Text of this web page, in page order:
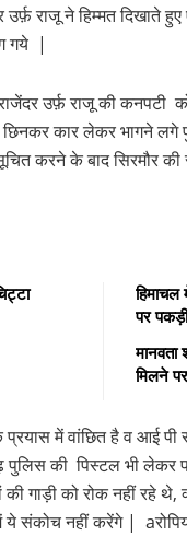
राजू ने हिम्मत दिखाते
गये |
उर्फ़ राजू की कनपटी
छिनकर कार लेकर भागने
करने के बाद सिरमौर की
पर
मानवता
मिलने
में वांछित है व आई
पुलिस की पिस्टल भी
गाड़ी को रोक नहीं रहे
संकोच नहीं करेंगे |